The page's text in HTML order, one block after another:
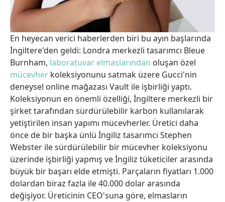
En heyecan verici haberlerden biri bu ayın başlarında
İngiltere'den geldi: Londra merkezli tasarımcı Bleue
Burnham, laboratuvar elmaslarından oluşan özel
mücevher koleksiyonunu satmak üzere Gucci'nin
deneysel online mağazası Vault ile işbirliği yaptı.
Koleksiyonun en önemli özelliği, İngiltere merkezli bir
şirket tarafından sürdürülebilir karbon kullanılarak
yetiştirilen insan yapımı mücevherler. Üretici daha
önce de bir başka ünlü İngiliz tasarımcı Stephen
Webster ile sürdürülebilir bir mücevher koleksiyonu
üzerinde işbirliği yapmış ve İngiliz tüketiciler arasında
büyük bir başarı elde etmişti. Parçaların fiyatları 1.000
dolardan biraz fazla ile 40.000 dolar arasında
değişiyor. Üreticinin CEO'suna göre, elmasların